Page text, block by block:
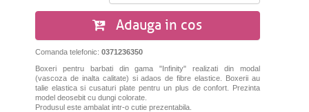
Adauga in cos
Comanda telefonic: 0371236350
Boxeri pentru barbati din gama "Infinity" realizati din modal
(vascoza de inalta calitate) si adaos de fibre elastice. Boxeriiau
talie elastica si cusaturi plate pentru un plus de confort. Prezinta
model deosebit cu dungi colorate.
Produsul este ambalat intr-o cutie prezentabila.